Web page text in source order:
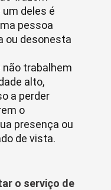
deles é
pessoa
ou desonesta
trabalhem
alto,
a perder
o
presença ou
de vista.
o serviço de